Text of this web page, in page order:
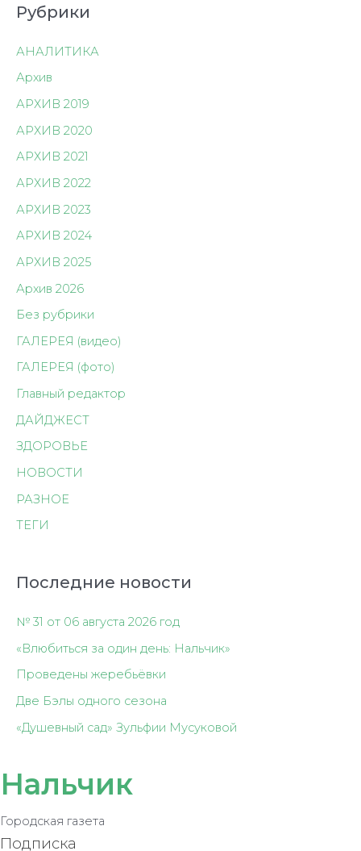
Рубрики
АНАЛИТИКА
Архив
АРХИВ 2019
АРХИВ 2020
АРХИВ 2021
АРХИВ 2022
АРХИВ 2023
АРХИВ 2024
АРХИВ 2025
Архив 2026
Без рубрики
ГАЛЕРЕЯ (видео)
ГАЛЕРЕЯ (фото)
Главный редактор
ДАЙДЖЕСТ
ЗДОРОВЬЕ
НОВОСТИ
РАЗНОЕ
ТЕГИ
Последние новости
№ 31 от 06 августа 2026 год
«Влюбиться за один день: Нальчик»
Проведены жеребьёвки
Две Бэлы одного сезона
«Душевный сад» Зульфии Мусуковой
Нальчик
Городская газета
Подписка